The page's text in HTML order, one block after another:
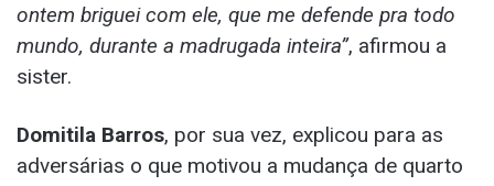
ontem briguei com ele, que me defende pra todo
mundo, durante a madrugada inteira”, afirmou a
sister.
Domitila Barros, por sua vez, explicou para as
adversárias o que motivou a mudança de quarto